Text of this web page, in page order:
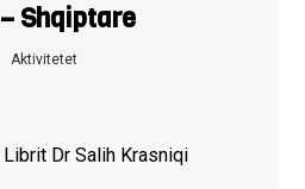
Shqiptare
Aktivitetet